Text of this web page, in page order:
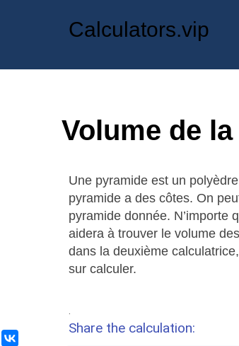
Calculators.vip
Volume de
Une pyramide est un
pyramide a des côtes. On
pyramide donnée. N’importe
aidera à trouver le volume
dans la deuxième
sur calculer.
Share the calculation: